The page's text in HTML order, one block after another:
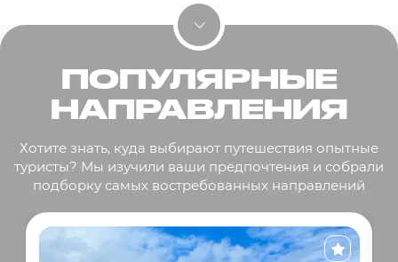
ПОПУЛЯРНЫЕ
НАПРАВЛЕНИЯ
Хотите знать, куда выбирают путешествия опытные
туристы? Мы изучили ваши предпочтения и собрали
подборку самых востребованных направлений